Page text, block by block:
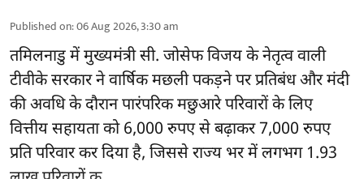
Published on:06 Aug 2026, 3:30 am
तमिलनाडुमें मुख्यमंत्री सी. जोसेफ विजय के नेतृत्व वाली
टीवीके सरकार ने वार्षिक मछली पकड़ने पर प्रतिबंध और मंदी
की अवधि के दौरान पारंपरिक मछुआरे परिवारों के लिए
वित्तीय सहायता को 6,000 रुपए से बढ़ाकर 7,000 रुपए
प्रति परिवार कर दिया है, जिससे राज्य भर में लगभग 1.93